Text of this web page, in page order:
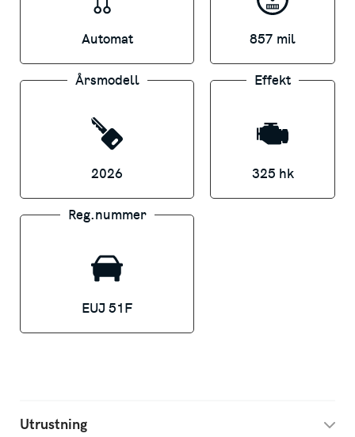
Automat 857 mil
Årsmodell
2026
Effekt
325 hk
Reg.nummer
EUJ 51F
Utrustning